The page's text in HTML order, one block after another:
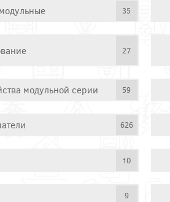
35
27
модульной серии 59
626
10
9